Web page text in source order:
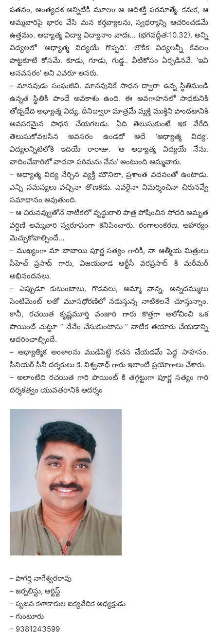
పతనం, అంత్యదశ అన్నిటికీ మూలం ఆ ఆదిశక్తి పరమాత్మే. కనుక, ఆ
అమ్మవారిపై భారం వేసి మన కర్తవ్యాలను, స్వధర్మాన్ని ఆచరించడమే
ఉత్తమం. అధ్యాత్మ విద్యా విద్యానాం వాదః… (భగవద్గీత:10.32). అన్ని
విద్యలలో ‘అధ్యాత్మ విద్యయే గొప్పది’. లౌకిక విద్యలన్నీ కేవలం
పొట్టకూటి కోసమే. కూడు, గూడు, గుడ్డ.. వీటికోసం ఏర్పడినవే. ‘ఇవి
అనవసరం’ అని ఎవరూ అనరు.
– మానవుడు సంఘజీవి. మానవునికే సాధన ద్వారా ఉన్న స్థితినుండి
ఉన్నత స్థితికి పొందే అవకాశం ఉంది. ఈ అవగాహనలో సాధకునికి
తోడ్పడేది అధ్యాత్మ విద్య. దీనిద్వారా మాత్రమే వ్యక్తి ముక్తిని పొందటానికి
అవసరమైన సాధన చేయగలడు. ఏది తెలుసుకుంటే ఇక వేరేది
తెలుసుకోవలసిన అవసరం ఉండదో అదే ‘అధ్యాత్మ విద్య’.
విద్యలన్నిటిలోకి ఇదియే రారాజు. ‘ఆ అధ్యాత్మ విద్యయే నేను.
వాదించేవారిలో వాదనా పఠిమను నేను’ అంటుంది అమ్మవారు.
– అధ్యాత్మ విద్య నేర్చిన వ్యక్తి మౌనిలా, ప్రశాంత వదనంతో ఉంటాడు.
ఎన్ని సమస్యలు వచ్చినా తొణకడు. ఎవరైనా విమర్శించినా చిరునవ్వే
సమాధానం అవుతుంది.
– ఆ చిరునవ్వుతోనే నాటికలో వృద్ధురాలి పాత్ర పోషించిన సోదరి అమృత
వర్షిణి అమ్మవారి స్వరూపంగా కనిపించారు. రంగాలంకరణ, ఆహార్యం
మెచ్చుకోవాల్సిందే…
– ముఖ్యంగా మా బాబాయి పూర్ణ సత్యం గారికి, నా ఆత్మీయ మిత్రులు
సీహెచ్ ప్రసాద్ గారు, విజయవాడ ఆర్టీసీ వరప్రసాద్ కి మరీమరీ
అభినందనలు.
– ఎప్పుడూ కుటుంబాలు, గొడవలు, అమ్మా నాన్న, అన్నదమ్ములు
సెంటిమెంట్ లతో మూసధోరణిలో నడుస్తున్న నాటికలనే చూస్తున్నాం.
కానీ, రచయిత కృష్ణమూర్తి వంజారి గారు కొత్తగా ఆలోచించి ఒక
పాయింట్ చుట్టూ ” నేనేం చేసుకుంటాను ” నాటిక తయారు చేయడాన్ని
ఆదరించాల్సిందే.
– ఆధ్యాత్మిక అంశాలను ముడిపెట్టి రచన చేయడమే పెద్ద సాహసం.
సీనియర్‌ సినీ దర్శకులు కె. విశ్వనాథ్ గారు ఇలాంటి ప్రయోగాలు చేశారు.
– అలాంటిది రచయిత గారి పాయింట్ కి తగ్గట్టుగా పూర్ణ సత్యం గారి
దర్శకత్వం యువతరానికి ఆదర్శం
– పొగర్తి నాగేశ్వరరావు
– జర్నలిస్టు, ఆర్టిస్ట్
– సృజన కళాకారుల ఐక్యవేదిక అధ్యక్షుడు
– గుంటూరు
– 9381243599